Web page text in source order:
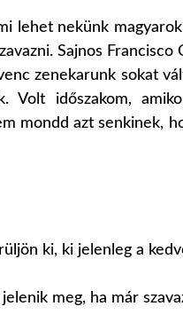
lehet nekünk
Sajnos
zenekarunk sokat
Volt időszakom,
mondd azt senkinek,
ki, ki jelenleg a
meg, ha már